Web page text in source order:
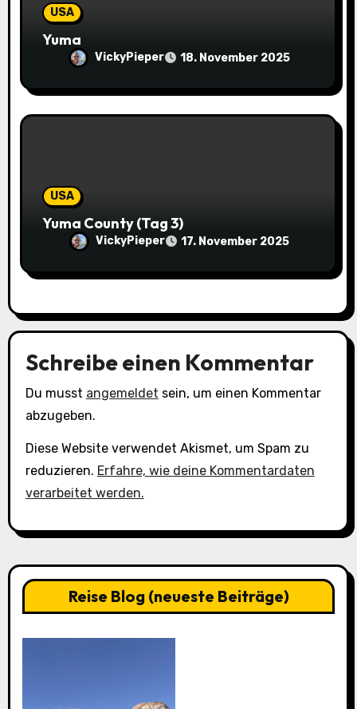
USA
Yuma
VickyPieper 18. November 2025
USA
Yuma County (Tag 3)
VickyPieper 17. November 2025
Schreibe einen Kommentar
Du musst angemeldet sein, um einen Kommentar
abzugeben.
Diese Website verwendet Akismet, um Spam zu
reduzieren. Erfahre, wie deine Kommentardaten
verarbeitet werden.
Reise Blog (neueste Beiträge)